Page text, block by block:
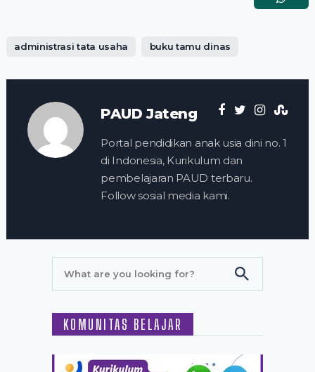
administrasi tata usaha buku tamu dinas
PAUD Jateng
Portal pendidikan anak usia dini no. 1
di Indonesia, Kurikulum dan
pembelajaran PAUD terbaru.
Follow sosial media kami.
KOMUNITAS BELAJAR